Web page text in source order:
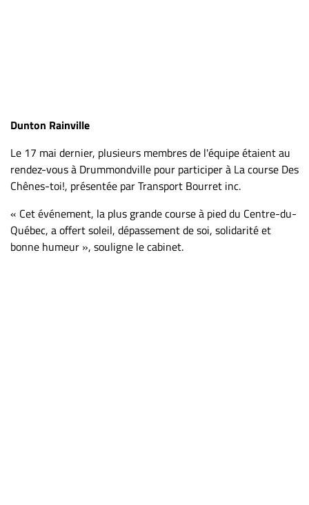
Dunton Rainville
Le 17 mai dernier, plusieurs membres de l'équipe étaient au
rendez-vous à Drummondville pour participer à La course Des
Chênes-toi!, présentée par Transport Bourret inc.
« Cet événement, la plus grande course à pied du Centre-du-
Québec, a offert soleil, dépassement de soi, solidarité et
bonne humeur », souligne le cabinet.